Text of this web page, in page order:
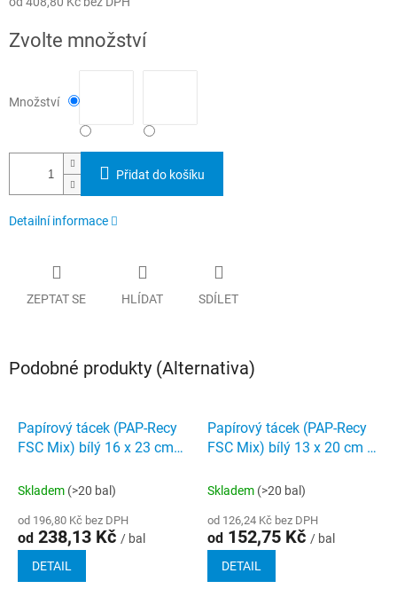
cena:
Zvolte množství
Množství
Přidat do košíku
Detailní informace
ZEPTAT SE HLÍDAT SDÍLET
Podobné produkty (Alternativa)
Papírový tácek (PAP-Recy
FSC Mix) bílý 16 x 23 cm
Skladem (>20 bal)
od 196,80 Kč bez DPH
od 238,13 Kč / bal
DETAIL
Papírový tácek (PAP-Recy
FSC Mix) bílý 13 x 20 cm č.
Skladem (>20 bal)
od 126,24 Kč bez DPH
od 152,75 Kč / bal
DETAIL